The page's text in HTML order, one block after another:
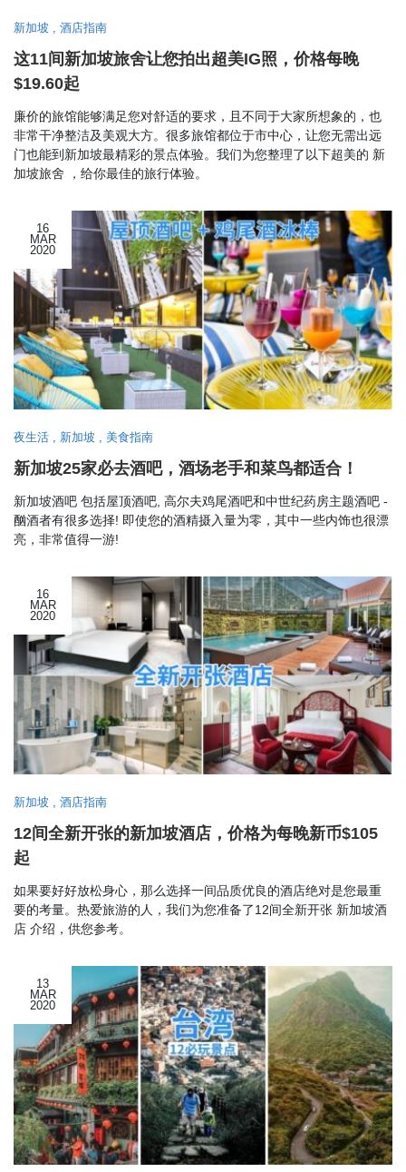
新加坡 , 酒店指南
这11间新加坡旅舍让您拍出超美IG照，价格每晚
$19.60起
廉价的旅馆能够满足您对舒适的要求，且不同于大家所想象的，也
非常干净整洁及美观大方。很多旅馆都位于市中心，让您无需出远
门也能到新加坡最精彩的景点体验。我们为您整理了以下超美的 新
加坡旅舍 ，给你最佳的旅行体验。
16
MAR
2020
夜生活 新加坡 美食指南
新加坡25家必去酒吧，酒场老手和菜鸟都适合！
新加坡酒吧 包括屋顶酒吧, 高尔夫鸡尾酒吧和中世纪药房主题酒吧 -
酗酒者有很多选择! 即使您的酒精摄入量为零，其中一些内饰也很漂
亮，非常值得一游!
16
MAR
2020
新加坡 , 酒店指南
12间全新开张的新加坡酒店，价格为每晚新币$105
起
如果要好好放松身心，那么选择一间品质优良的酒店绝对是您最重
要的考量。热爱旅游的人，我们为您准备了12间全新开张 新加坡酒
店 介绍，供您参考。
13
MAR
2020